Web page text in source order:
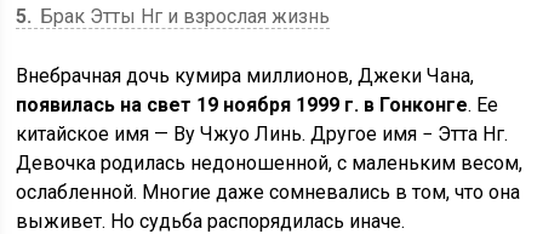
5
Брак Этты Нг и взрослая жизнь
Внебрачная дочь кумира миллионов, Джеки Чана,
появилась на свет 19 ноября 1999 г. в Гонконге. Ее
китайское имя — Ву Чжуо Линь. Другое имя − Этта Нг.
Девочка родилась недоношенной, с маленьким весом,
ослабленной. Многие даже сомневались в том, что она
выживет. Но судьба распорядилась иначе.